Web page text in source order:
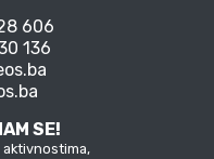
606
136
SE!